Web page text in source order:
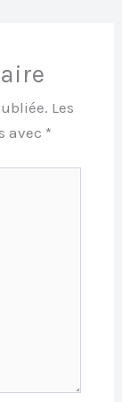
Les
avec *